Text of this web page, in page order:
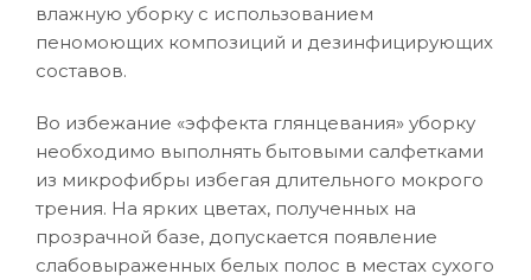
влажную уборку с использованием
пеномоющих композиций и дезинфицирующих
составов.
Во избежание «эффекта глянцевания» уборку
необходимо выполнять бытовыми салфетками
из микрофибры избегая длительного мокрого
трения. На ярких цветах, полученных на
прозрачной базе, допускается появление
слабовыраженных белых полос в местах сухого